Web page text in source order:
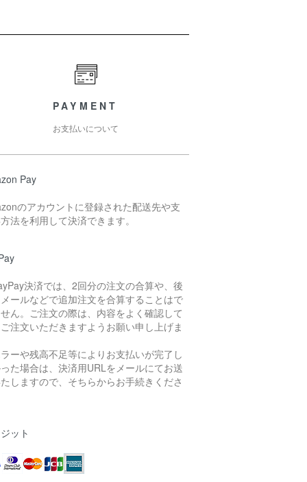
PAYMENT
お支払いについて
Pay
のアカウントに登録された配送先や支
法を利用して決済できます。
決済では、2回分の注文の合算や、後
ールなどで追加注文を合算することはで
ん。ご注文の際は、内容をよく確認して
注文いただきますようお願い申し上げま
ラーや残高不足等によりお支払いが完了し
た場合は、決済用URLをメールにてお送
しますので、そちらからお手続きくださ
ット